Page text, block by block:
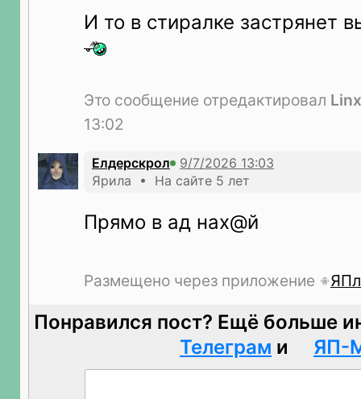
И то в стиралке застрянет
Это сообщение отредактировал
13:02
Елдерскрол
Ярила • На сайте 5 лет
Прямо в ад нах@й
Размещено через приложение
Понравился пост? Ещё больше
Телеграм и ЯП-